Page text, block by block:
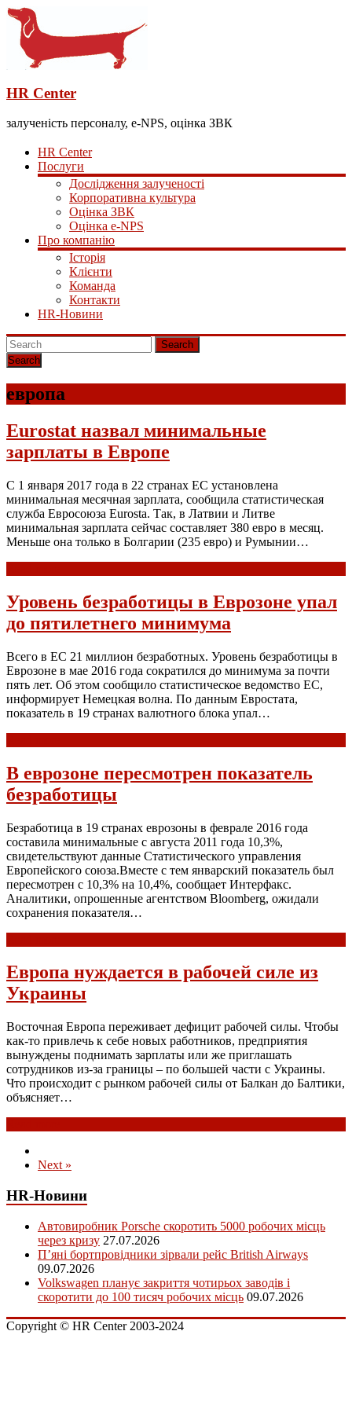
HR Center
залученість персоналу, e-NPS, оцінка ЗВК
HR Center
Послуги
Дослідження залученості
Корпоративна культура
Оцінка ЗВК
Оцінка e-NPS
Про компанію
Історія
Клієнти
Команда
Контакти
HR-Новини
Search
европа
Eurostat назвал минимальные
зарплаты в Европе
С 1 января 2017 года в 22 странах ЕС установлена
минимальная месячная зарплата, сообщила статистическая
служба Евросоюза Eurosta. Так, в Латвии и Литве
минимальная зарплата сейчас составляет 380 евро в месяц.
Меньше она только в Болгарии (235 евро) и Румынии…
Уровень безработицы в Еврозоне упал
до пятилетнего минимума
Всего в ЕС 21 миллион безработных. Уровень безработицы в
Еврозоне в мае 2016 года сократился до минимума за почти
пять лет. Об этом сообщило статистическое ведомство ЕС,
информирует Немецкая волна. По данным Евростата,
показатель в 19 странах валютного блока упал…
В еврозоне пересмотрен показатель
безработицы
Безработица в 19 странах еврозоны в феврале 2016 года
составила минимальные с августа 2011 года 10,3%,
свидетельствуют данные Статистического управления
Европейского союза.Вместе с тем январский показатель был
пересмотрен с 10,3% на 10,4%, сообщает Интерфакс.
Аналитики, опрошенные агентством Bloomberg, ожидали
сохранения показателя…
Европа нуждается в рабочей силе из
Украины
Восточная Европа переживает дефицит рабочей силы. Чтобы
как-то привлечь к себе новых работников, предприятия
вынуждены поднимать зарплаты или же приглашать
сотрудников из-за границы – по большей части с Украины.
Что происходит с рынком рабочей силы от Балкан до Балтики,
объясняет…
Next »
HR-Новини
Автовиробник Porsche скоротить 5000 робочих місць
через кризу 27.07.2026
П’яні бортпровідники зірвали рейс British Airways
09.07.2026
Volkswagen планує закриття чотирьох заводів і
скоротити до 100 тисяч робочих місць 09.07.2026
Copyright © HR Center 2003-2024